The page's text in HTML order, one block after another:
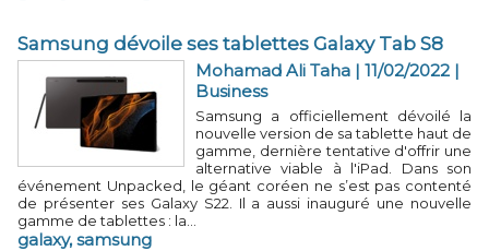
Samsung dévoile ses tablettes Galaxy Tab S8
Mohamad Ali Taha | 11/02/2022 |
Business
Samsung a officiellement dévoilé la
nouvelle version de sa tablette haut de
gamme, dernière tentative d'offrir une
alternative viable à l'iPad. Dans son
événement Unpacked, le géant coréen ne s’est pas contenté
de présenter ses Galaxy S22. Il a aussi inauguré une nouvelle
gamme de tablettes : la...
galaxy,samsung